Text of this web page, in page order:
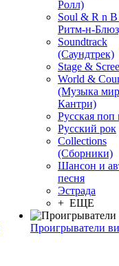
Ролл)
Soul & R n
Ритм-н-
Soundtrack
(Саундтрек)
Stage &
World &
(Музыка
Кантри)
Русская поп
Русский рок
Сollections
(Сборники)
Шансон и
песня
Эстрада
+ ЕЩЕ
Проигрыватели